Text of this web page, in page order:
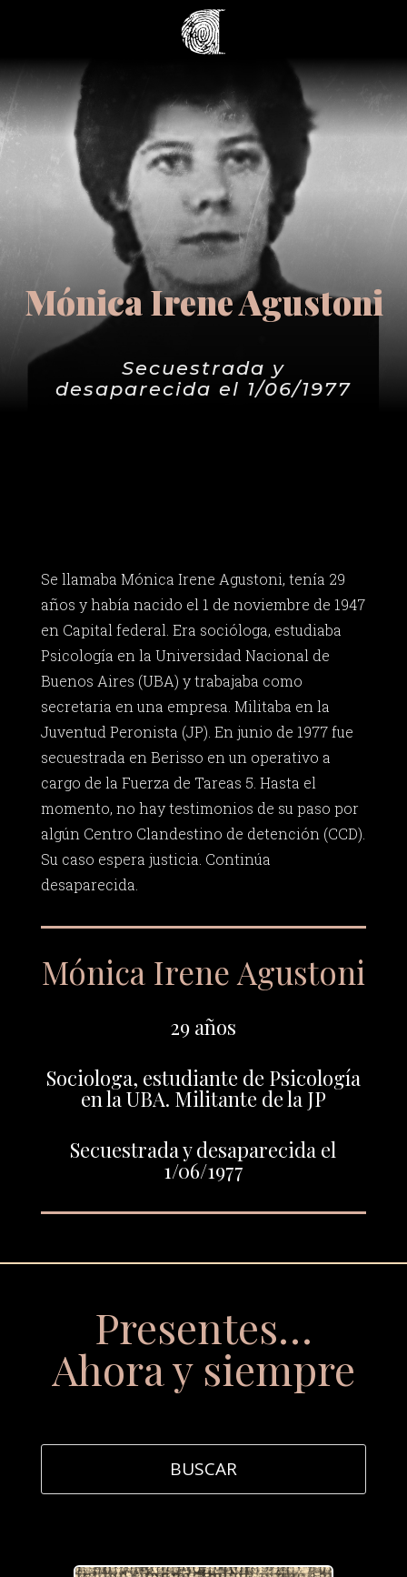
Mónica Irene Agustoni
Secuestrada y
desaparecida el 1/06/1977
Se llamaba Mónica Irene Agustoni, tenía 29
años y había nacido el 1 de noviembre de 1947
en Capital federal. Era socióloga, estudiaba
Psicología en la Universidad Nacional de
Buenos Aires (UBA) y trabajaba como
secretaria en una empresa. Militaba en la
Juventud Peronista (JP). En junio de 1977 fue
secuestrada en Berisso en un operativo a
cargo de la Fuerza de Tareas 5. Hasta el
momento, no hay testimonios de su paso por
algún Centro Clandestino de detención (CCD).
Su caso espera justicia. Continúa
desaparecida.
Mónica Irene Agustoni
29 años
Sociologa, estudiante de Psicología
en la UBA. Militante de la JP
Secuestrada y desaparecida el
1/06/1977
Presentes…
Ahora y siempre